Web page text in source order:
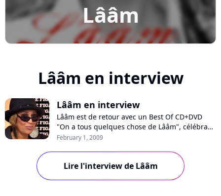
Lââm
Lââm en interview
Lââm en interview
Lââm est de retour avec un Best Of CD+DVD
"On a tous quelques chose de Lââm", célébrant
ses dix ans de carrière. Avec un parcours riche
de ce métier. Son talent et sa détermination lui
ont permis de continuer son chemin. Cette
February 1, 2009
Lire l'interview de Lââm